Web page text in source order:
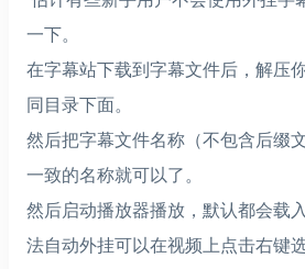
一下。
在字幕站下载到字幕文件后，解压
同目录下面。
然后把字幕文件名称（不包含后缀
一致的名称就可以了。
然后启动播放器播放，默认都会载
法自动外挂可以在视频上点击右键